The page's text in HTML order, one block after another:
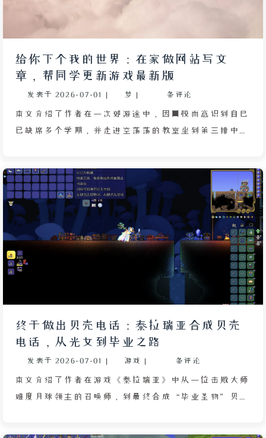
给你下个我的世界：在家做网站写文
章，帮同学更新游戏最新版
发表于 2026-07-01 | 梦 | 条评论
本文介绍了作者在一次郊游途中，因回校而意识到自己
已缺席多个学期，并走进空荡荡的教室坐到第三排中央
珏华立即用平板电脑搜索，作者指导她在必应中直接搜
索自己的名字即可找到网站。然而在即将点击时，吴珏
华以不习惯拼音输入法为由让作者代劳，作者虽感疑惑
但仍协助操作。吴珏华浏览文章后对作者关于《我的世
界》的心得表示好奇，作者发现她使用的游戏版本竟然
是去年秋季自己帮忙下载的旧版，且从未更新。作者无
奈之下决定帮她下载新版，同时打开自己的笔记本电脑
玩《泰拉瑞亚》，在创造的世界中寻找岩浆与陆地交界
敌模式挂机等待材料，同时等待《我的世界》安装完
成。文章通过细腻的校园回忆与游戏互动，展现了作者
对数字创作与游戏世界的投入。
终于做出贝壳电话：泰拉瑞亚合成贝壳
电话，从光女到毕业之路
发表于 2026-07-01 | 游戏 | 条评论
本文介绍了作者在游戏《泰拉瑞亚》中从一位击败大师
难度月球领主的召唤师，到最终合成“毕业圣物”贝壳